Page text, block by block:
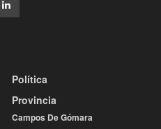
Política
Provincia
Campos De Gómara